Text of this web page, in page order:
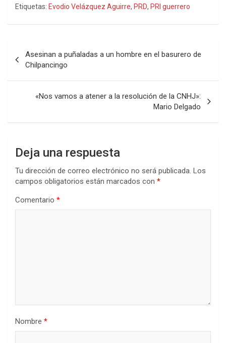
Etiquetas: Evodio Velázquez Aguirre, PRD, PRI guerrero
de
entradas
Asesinan a puñaladas a un hombre en el basurero de
Chilpancingo
«Nos vamos a atener a la resolución de la CNHJ»:
Mario Delgado
Deja una respuesta
Tu dirección de correo electrónico no será publicada. Los
campos obligatorios están marcados con *
Comentario *
Nombre *